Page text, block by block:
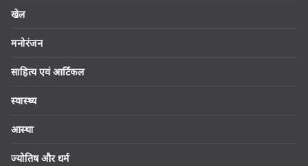
खेल
मनोरंजन
साहित्य एवं आर्टिकल
स्वास्थ्य
आस्था
ज्योतिष और धर्म